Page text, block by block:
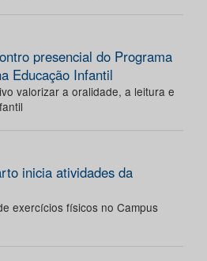
presencial do Programa
Educação Infantil
valorizar a oralidade, a leitura e
inicia atividades da
exercícios físicos no Campus